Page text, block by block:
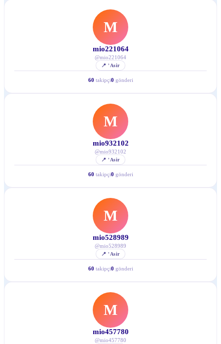
M
mio221064
@mio221064
📍'Asir
60 takipçi0 gönderi
M
mio932102
@mio932102
📍'Asir
60 takipçi0 gönderi
M
mio528989
@mio528989
📍'Asir
60 takipçi0 gönderi
M
mio457780
@mio457780